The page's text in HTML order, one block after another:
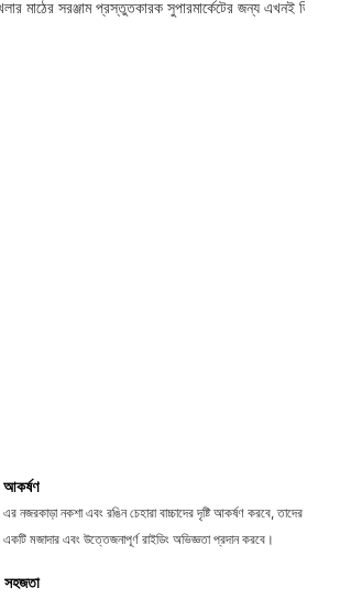
আকর্ষণ
এর নজরকাড়া নকশা এবং রঙিন চেহারা বাচ্চাদের দৃষ্টি আকর্ষণ করবে, তাদের
একটি মজাদার এবং উত্তেজনাপূর্ণ রাইডিং অভিজ্ঞতা প্রদান করবে।
সহজতা